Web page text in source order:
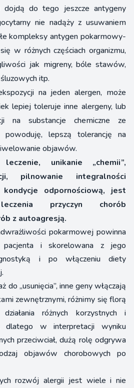
dojdą do tego jeszcze antygeny
nie nadąży z usuwaniem
kompleksy antygen pokarmowy-
w różnych częściach organizmu,
jak migreny, bóle stawów,
itp.
na jeden alergen, może
lepiej toleruje inne alergeny, lub
na substancje chemiczne ze
lepszą tolerancję na
objawów.
unikanie „chemii”,
pilnowanie integralności
odpornościową, jest
przyczyn chorób
z autoagresją.
pokarmowej powinna
i skorelowana z jego
i po włączeniu diety
do „usunięcia”, inne geny włączają
zewnętrznymi, różnimy się florą
różnych korzystnych i
dlatego w interpretacji wyniku
przeciwciał, dużą rolę odgrywa
objawów chorobowych po
rozwój alergii jest wiele i nie